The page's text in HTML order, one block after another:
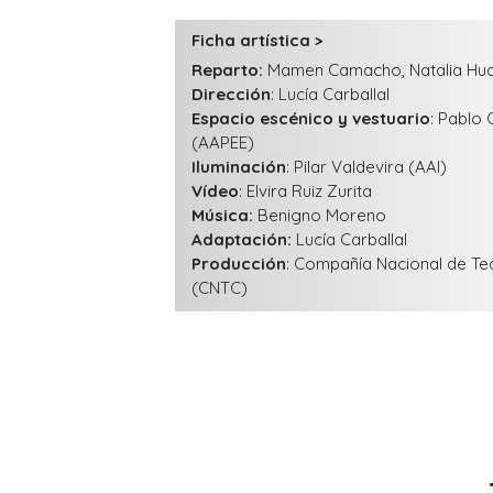
Ficha artística >
Reparto: Mamen Camacho, Natalia
Dirección: Lucía Carballal
Espacio escénico y vestuario: Pablo
(AAPEE)
Iluminación: Pilar Valdevira (AAI)
Vídeo: Elvira Ruiz Zurita
Música: Benigno Moreno
Adaptación: Lucía Carballal
Producción: Compañía Nacional de
(CNTC)